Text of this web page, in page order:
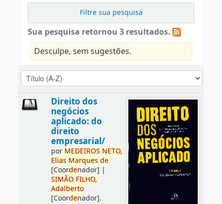
Filtre sua pesquisa
Sua pesquisa retornou 3 resultados.
Desculpe, sem sugestões.
Direito dos
negócios
aplicado: do
direito
empresarial/
por MEDEIROS NETO,
Elias Marques de
[Coordenador] |
SIMÃO FILHO,
Adalberto
[Coordenador].